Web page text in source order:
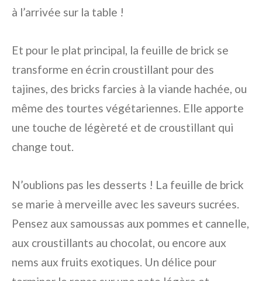
à l’arrivée sur la table !
Et pour le plat principal, la feuille de brick se
transforme en écrin croustillant pour des
tajines, des bricks farcies à la viande hachée, ou
même des tourtes végétariennes. Elle apporte
une touche de légèreté et de croustillant qui
change tout.
N’oublions pas les desserts ! La feuille de brick
se marie à merveille avec les saveurs sucrées.
Pensez aux samoussas aux pommes et cannelle,
aux croustillants au chocolat, ou encore aux
nems aux fruits exotiques. Un délice pour